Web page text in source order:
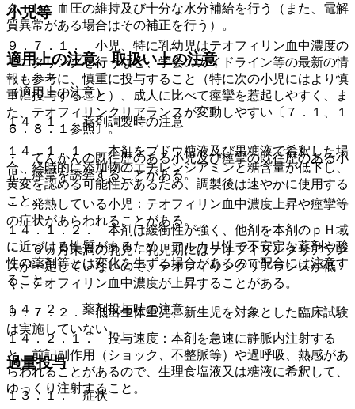
ターし、血圧の維持及び十分な水分補給を行う（また、電解
質異常がある場合はその補正を行う）。
適用上の注意、取扱い上の注意
（適用上の注意）
１４．１． 薬剤調製時の注意
１４．１．１． 本剤をブドウ糖液及び果糖液で希釈した場
合、経時的に添加物のエチレンジアミンと糖含量が低下し、
黄変を認める可能性があるため、調製後は速やかに使用する
こと。
１４．１．２． 本剤は緩衝性が強く、他剤を本剤のｐＨ域
に近づける性質があるため、アルカリ性で不安定な薬剤や酸
性の薬剤等とは変化を生ずる場合があるので配合には注意す
ること。
１４．２． 薬剤投与時の注意
１４．２．１． 投与速度：本剤を急速に静脈内注射する
と、前記副作用（ショック、不整脈等）や過呼吸、熱感があ
らわれることがあるので、生理食塩液又は糖液に希釈して、
ゆっくり注射すること。
小児等
９．７．１． 小児、特に乳幼児はテオフィリン血中濃度の
モニタリングを行うなど、学会のガイドライン等の最新の情
報も参考に、慎重に投与すること（特に次の小児にはより慎
重に投与すること）、成人に比べて痙攣を惹起しやすく、ま
た、テオフィリンクリアランスが変動しやすい〔７．１、１
６．８．１参照〕。
・ てんかんの既往歴のある小児及び痙攣の既往歴のある小
児：痙攣を誘発することがある。
・ 発熱している小児：テオフィリン血中濃度上昇や痙攣等
の症状があらわれることがある。
・ ６ヵ月未満の乳児：乳児期にはテオフィリンクリアラン
スが一定していないので、テオフィリンクリアランスが低
く、テオフィリン血中濃度が上昇することがある。
９．７．２． 低出生体重児、新生児を対象とした臨床試験
は実施していない。
過量投与
１３．１． 症状